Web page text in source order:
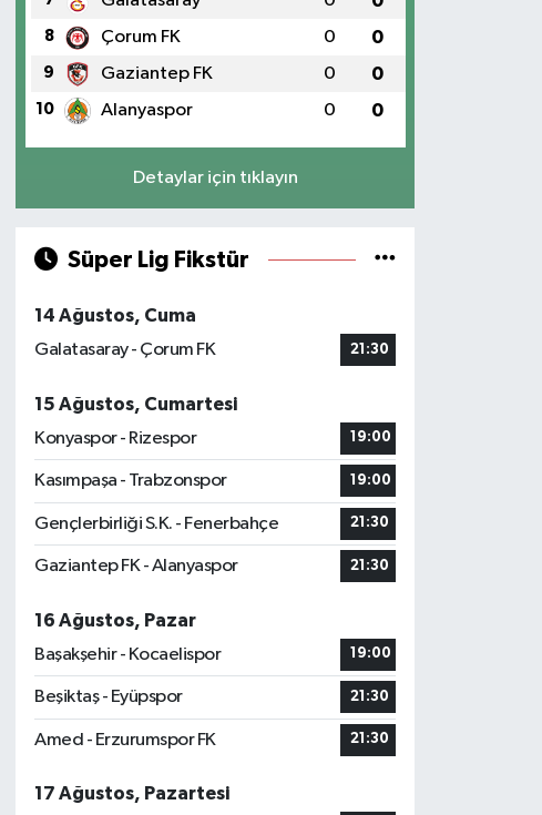
8 Çorum FK 0 0
9 Gaziantep FK 0 0
10 Alanyaspor 0 0
Detaylar için tıklayın
Süper Lig Fikstür
14 Ağustos, Cuma
Galatasaray - Çorum FK
21:30
15 Ağustos, Cumartesi
Konyaspor - Rizespor
19:00
Kasımpaşa - Trabzonspor 19:00
Gençlerbirliği S.K. - Fenerbahçe 21:30
Gaziantep FK - Alanyaspor 21:30
16 Ağustos, Pazar
Başakşehir - Kocaelispor
19:00
Beşiktaş - Eyüpspor 21:30
Amed - Erzurumspor FK 21:30
17 Ağustos, Pazartesi